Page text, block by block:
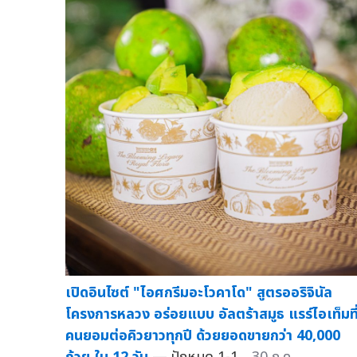
เปิดอินไซต์ "ไอศกรีมอะโวคาโด" สูตรออริจินัล
โครงการหลวง อร่อยแบบ อัลตร้าสมูธ แรร์ไอเท็ม
คนยอมต่อคิวยาวทุกปี ด้วยยอดขายกว่า 40,000